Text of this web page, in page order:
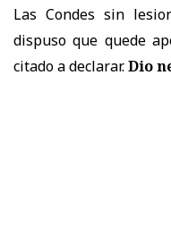
Las Condes sin
dispuso que quede
citado a declarar.Dio